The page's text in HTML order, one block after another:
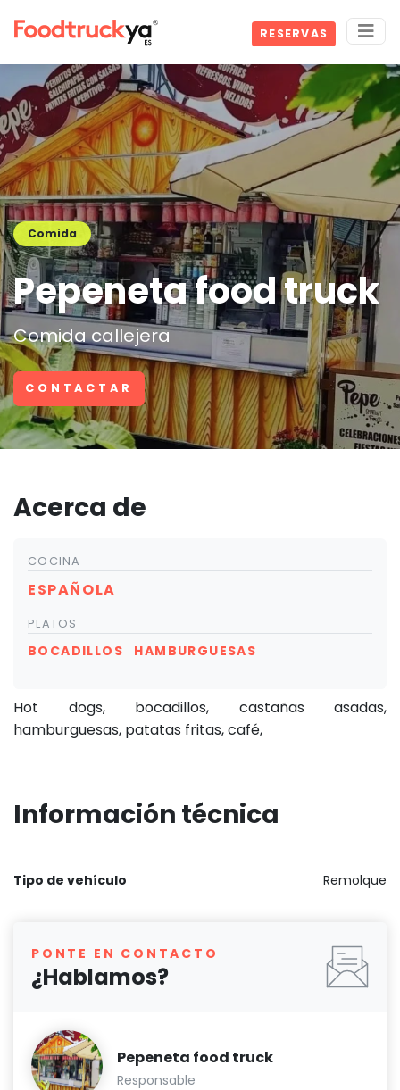
RESERVAS
Comida
Pepeneta food truck
Comida callejera
CONTACTAR
Acerca de
COCINA
ESPAÑOLA
PLATOS
BOCADILLOS HAMBURGUESAS
Hot dogs, bocadillos, castañas asadas,
hamburguesas, patatas fritas, café,
Información técnica
Tipo de vehículo Remolque
PONTE EN CONTACTO
¿Hablamos?
Pepeneta food truck
Responsable